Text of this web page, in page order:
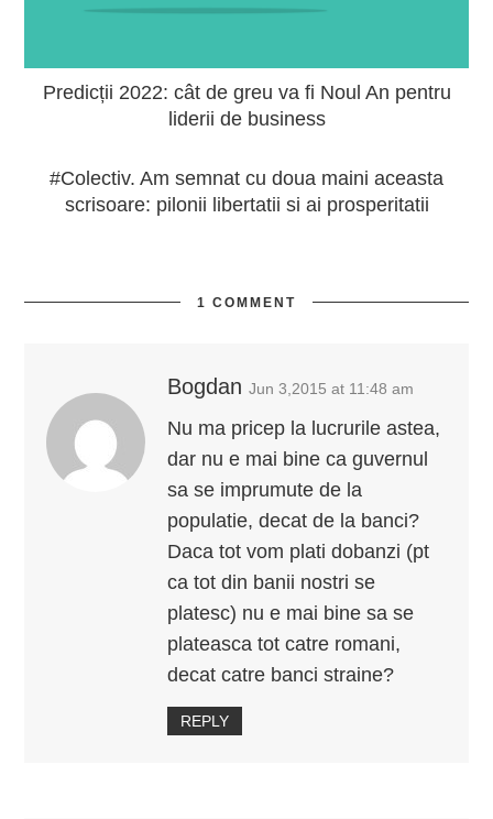
Predicții 2022: cât de greu va fi Noul An pentru
liderii de business
#Colectiv. Am semnat cu doua maini aceasta
scrisoare: pilonii libertatii si ai prosperitatii
1 COMMENT
BogdanJun 3,2015 at 11:48 am
Nu ma pricep la lucrurile astea,
dar nu e mai bine ca guvernul
sa se imprumute de la
populatie, decat de la banci?
Daca tot vom plati dobanzi (pt
ca tot din banii nostri se
platesc) nu e mai bine sa se
plateasca tot catre romani,
decat catre banci straine?
REPLY